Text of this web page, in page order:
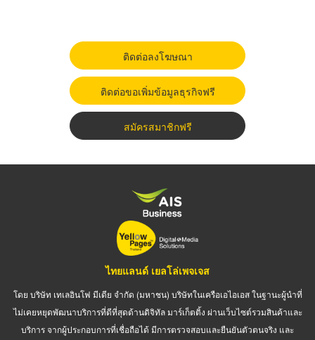
ติดต่อลงโฆษณา
ติดต่อขอเพิ่มข้อมูลธุรกิจฟรี
สมัครสมาชิกฟรี
ไทยแลนด์ เยลโล่เพจเจส
โดย บริษัท เทเลอินโฟ มีเดีย จำกัด (มหาชน) บริษัทในเครือเอไอเอส ในฐานะผู้นำที่
ไม่เคยหยุดพัฒนาบริการที่ดีที่สุดด้านดิจิทัล มาร์เก็ตติ้ง ผ่านเว็บไซต์รวมสินค้าและ
บริการ จากผู้ประกอบการที่เชื่อถือได้ มีการตรวจสอบและยืนยันตัวตนจริง และ